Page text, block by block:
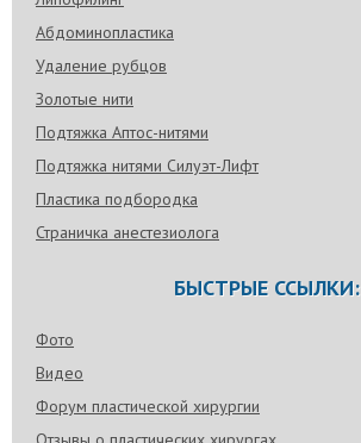
Абдоминопластика
Удаление рубцов
Золотые нити
Подтяжка Аптос-нитями
Подтяжка нитями Силуэт-Лифт
Пластика подбородка
Страничка анестезиолога
БЫСТРЫЕ ССЫЛКИ:
Фото
Видео
Форум пластической хирургии